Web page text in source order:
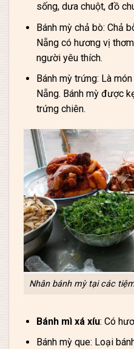
sống, dưa chuột, đồ
Bánh mỳ chả bò: Chả
Nẵng có hương vị
người yêu thích.
Bánh mỳ trứng: Là
Nẵng. Bánh mỳ được
trứng chiên.
Nhân bánh mỳ tại các
Bánh mì xá xíu: Có
Bánh mỳ que: Loại